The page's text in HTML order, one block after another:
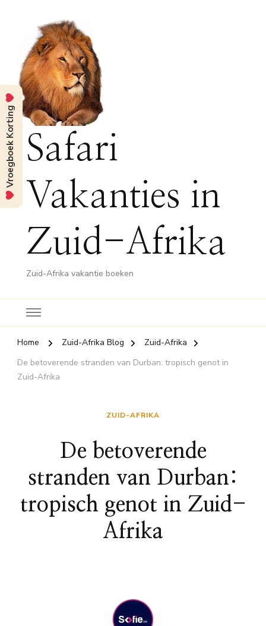
Safari
Vakanties in
Zuid-Afrika
Zuid-Afrika vakantie boeken
Home Zuid-Afrika Blog
Zuid-Afrika
De betoverende stranden van Durban: tropisch genot in
Zuid-Afrika
ZUID-AFRIKA
De betoverende
stranden van Durban:
tropisch genot in Zuid-
Afrika
Vroegboek Korting